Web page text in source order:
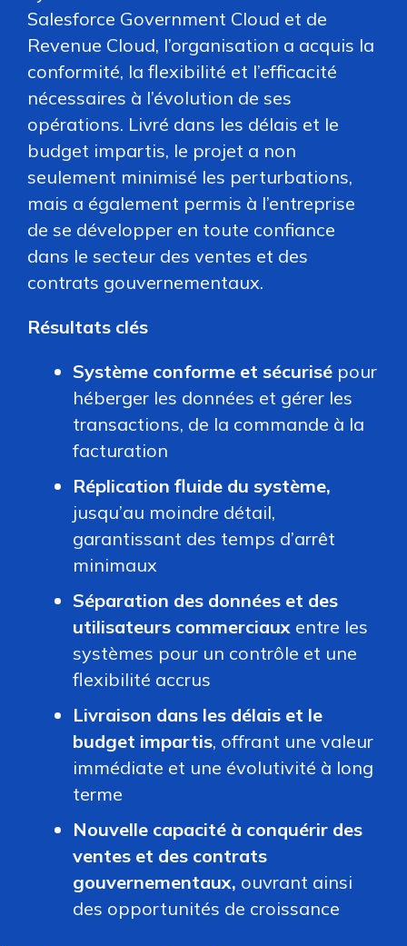
Salesforce Government Cloud et de
Revenue Cloud, l’organisation a acquis la
conformité, la flexibilité et l’efficacité
nécessaires à l’évolution de ses
opérations. Livré dans les délais et le
budget impartis, le projet a non
seulement minimisé les perturbations,
mais a également permis à l’entreprise
de se développer en toute confiance
dans le secteur des ventes et des
contrats gouvernementaux.
Résultats clés
Système conforme et sécurisé pour
héberger les données et gérer les
transactions, de la commande à la
facturation
Réplication fluide du système,
jusqu’au moindre détail,
garantissant des temps d’arrêt
minimaux
Séparation des données et des
utilisateurs commerciaux entre les
systèmes pour un contrôle et une
flexibilité accrus
Livraison dans les délais et le
budget impartis, offrant une valeur
immédiate et une évolutivité à long
terme
Nouvelle capacité à conquérir des
ventes et des contrats
gouvernementaux, ouvrant ainsi
des opportunités de croissance